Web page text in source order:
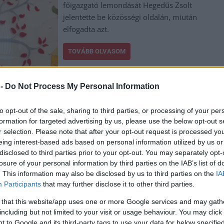
Do Not Process My Personal Information
opt-out of the sale, sharing to third parties, or processing of your
for targeted advertising by us, please use the below opt-out
selection. Please note that after your opt-out request is processed
interest-based ads based on personal information utilized by us
to third parties prior to your opt-out. You may separately
of your personal information by third parties on the IAB’s list of
This information may also be disclosed by us to third parties on the
Participants that may further disclose it to other third parties.
that this website/app uses one or more Google services and may
but not limited to your visit or usage behaviour. You may
to Google and its third-party tags to use your data for below
főigazgató lemondását Hegedűs Zsolt
jelentette be közösségi oldalán, miután
elfogadta azt.
TOVÁBB OLVASOM
,bejelentés ,Dr. Hegedűs Zsolt, egészségügyi miniszter,lemondás,
ország, de tanulhatnánk a fogyatékkal